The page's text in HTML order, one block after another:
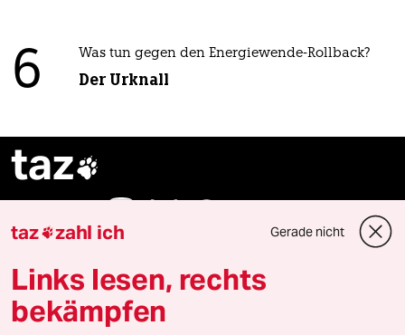
6 Was tun gegen den Energiewende-Rollback?
Der Urknall
taz
Ressorts
taz zahl ich Gerade nicht
Links lesen, rechts
bekämpfen